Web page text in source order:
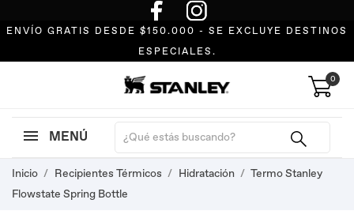
ENVÍO GRATIS DESDE $150.000 - SE EXCLUYE DESTINOS
ESPECIALES.
0
MENÚ
Inicio Recipientes Térmicos Hidratación
Termo Stanley
Flowstate Spring Bottle